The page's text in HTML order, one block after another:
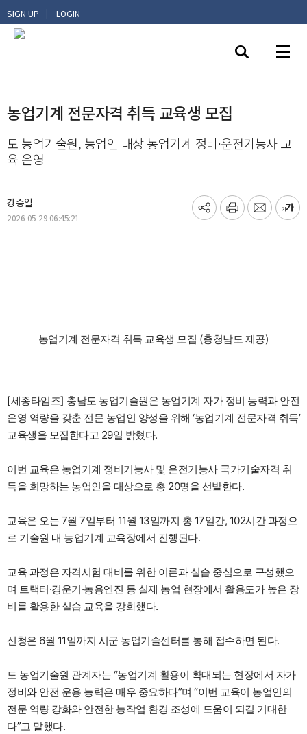
SIGN UP | LOGIN
농업기계 전문자격 취득 교육생 모집
도 농업기술원, 농업인 대상 농업기계 정비·운전기능사 교
육 운영
강승일
2026-05-29 06:45:21
기
프
메
글
농업기계 전문자격 취득 교육생 모집 (충청남도 제공)
[세종타임즈] 충남도 농업기술원은 농업기계 자가 정비 능력과 안전
운영 역량을 갖춘 전문 농업인 양성을 위해 ‘농업기계 전문자격 취득’
교육생을 모집한다고 29일 밝혔다.
이번 교육은 농업기계 정비기능사 및 운전기능사 국가기술자격 취
득을 희망하는 농업인을 대상으로 총 20명을 선발한다.
교육은 오는 7월 7일부터 11월 13일까지 총 17일간, 102시간 과정으
로 기술원 내 농업기계 교육장에서 진행된다.
교육 과정은 자격시험 대비를 위한 이론과 실습 중심으로 구성했으
며 트랙터·경운기·농용엔진 등 실제 농업 현장에서 활용도가 높은 장
비를 활용한 실습 교육을 강화했다.
신청은 6월 11일까지 시군 농업기술센터를 통해 접수하면 된다.
도 농업기술원 관계자는 “농업기계 활용이 확대되는 현장에서 자가
정비와 안전 운용 능력은 매우 중요하다”며 “이번 교육이 농업인의
전문 역량 강화와 안전한 농작업 환경 조성에 도움이 되길 기대한
다”고 말했다.